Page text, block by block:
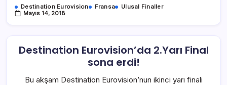
Destination Eurovision Fransa
Ulusal Finaller
Mayıs 14, 2018
Destination Eurovision’da 2.Yarı Final
sona erdi!
Bu akşam Destination Eurovision’nun ikinci yarı finali